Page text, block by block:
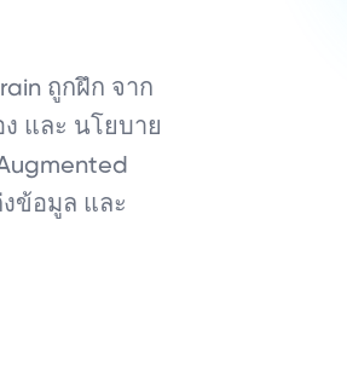
ถูกฝึก จาก
และ นโยบาย
ข้อมูล และ